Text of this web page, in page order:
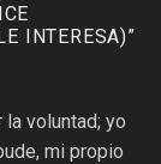
INTERESA)”
voluntad; yo
mi propio